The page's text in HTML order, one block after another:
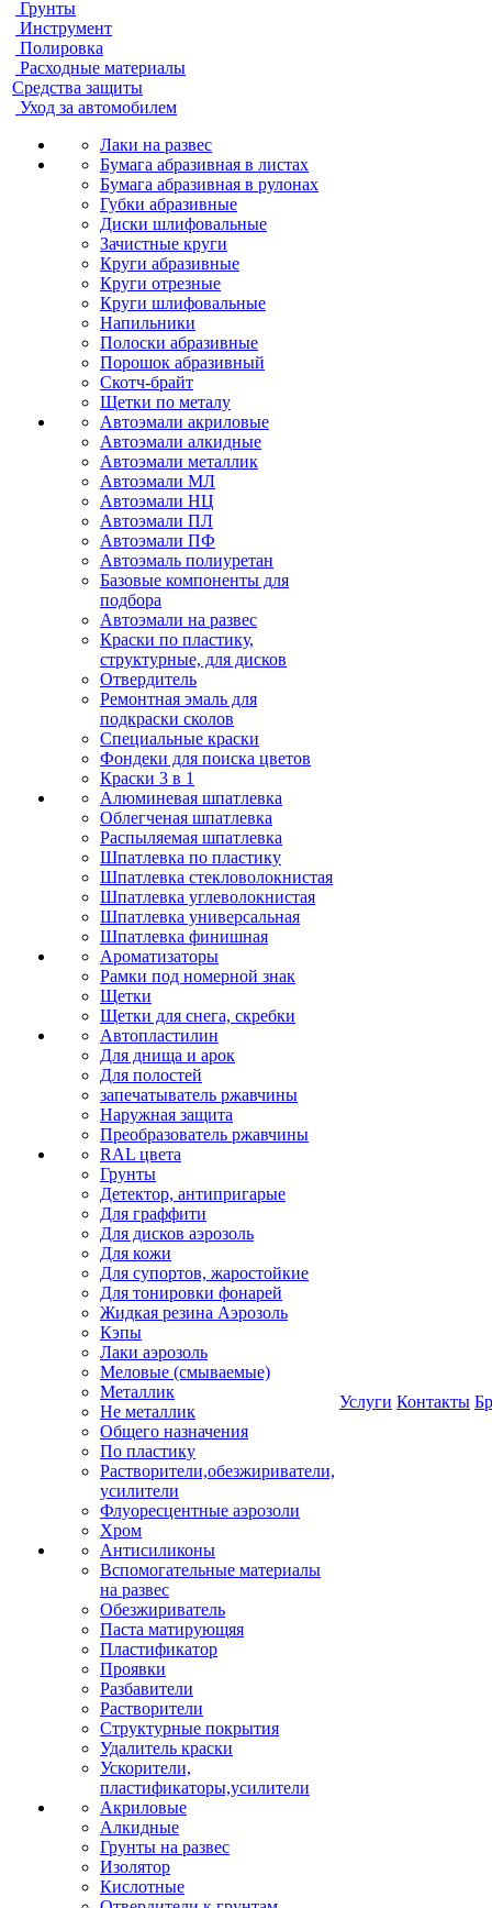
Грунты
Инструмент
Полировка
Расходные материалы
Средства защиты
Уход за автомобилем
Лаки на развес
Бумага абразивная в листах
Бумага абразивная в рулонах
Губки абразивные
Диски шлифовальные
Зачистные круги
Круги абразивные
Круги отрезные
Круги шлифовальные
Напильники
Полоски абразивные
Порошок абразивный
Скотч-брайт
Щетки по металу
Автоэмали акриловые
Автоэмали алкидные
Автоэмали металлик
Автоэмали МЛ
Автоэмали НЦ
Автоэмали ПЛ
Автоэмали ПФ
Автоэмаль полиуретан
Базовые компоненты для
подбора
Автоэмали на развес
Краски по пластику,
структурные, для дисков
Отвердитель
Ремонтная эмаль для
подкраски сколов
Специальные краски
Фондеки для поиска цветов
Краски 3 в 1
Алюминевая шпатлевка
Облегченая шпатлевка
Распыляемая шпатлевка
Шпатлевка по пластику
Шпатлевка стекловолокнистая
Шпатлевка углеволокнистая
Шпатлевка универсальная
Шпатлевка финишная
Ароматизаторы
Рамки под номерной знак
Щетки
Щетки для снега, скребки
Автопластилин
Для днища и арок
Для полостей
запечатыватель ржавчины
Наружная защита
Преобразователь ржавчины
RAL цвета
Грунты
Детектор, антипригарые
Для граффити
Для дисков аэрозоль
Для кожи
Для супортов, жаростойкие
Для тонировки фонарей
Жидкая резина Аэрозоль
Кэпы
Лаки аэрозоль
Меловые (смываемые)
Металлик
Не металлик
Общего назначения
По пластику
Растворители,обезжириватели,
усилители
Флуоресцентные аэрозоли
Хром
Антисиликоны
Вспомогательные материалы
на развес
Обезжириватель
Паста матирующяя
Пластификатор
Проявки
Разбавители
Растворители
Структурные покрытия
Удалитель краски
Ускорители,
пластификаторы,усилители
Акриловые
Алкидные
Грунты на развес
Изолятор
Кислотные
Услуги Контакты